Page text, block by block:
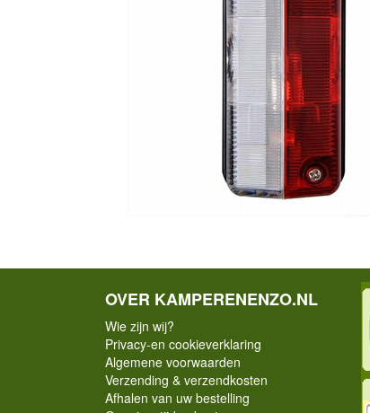
OVER KAMPERENENZO.NL
Wie zijn wij?
Privacy-en cookieverklaring
Algemene voorwaarden
Verzending & verzendkosten
Afhalen van uw bestelling